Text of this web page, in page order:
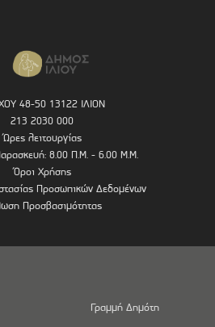
48-50 13122 ΙΛΙΟΝ
213 2030 000
Ώρες λειτουργίας
8.00 Π.Μ. - 6.00 Μ.Μ.
Όροι Χρήσης
Προσωπικών Δεδομένων
Προσβασιμότητας
Γραμμή Δημότη